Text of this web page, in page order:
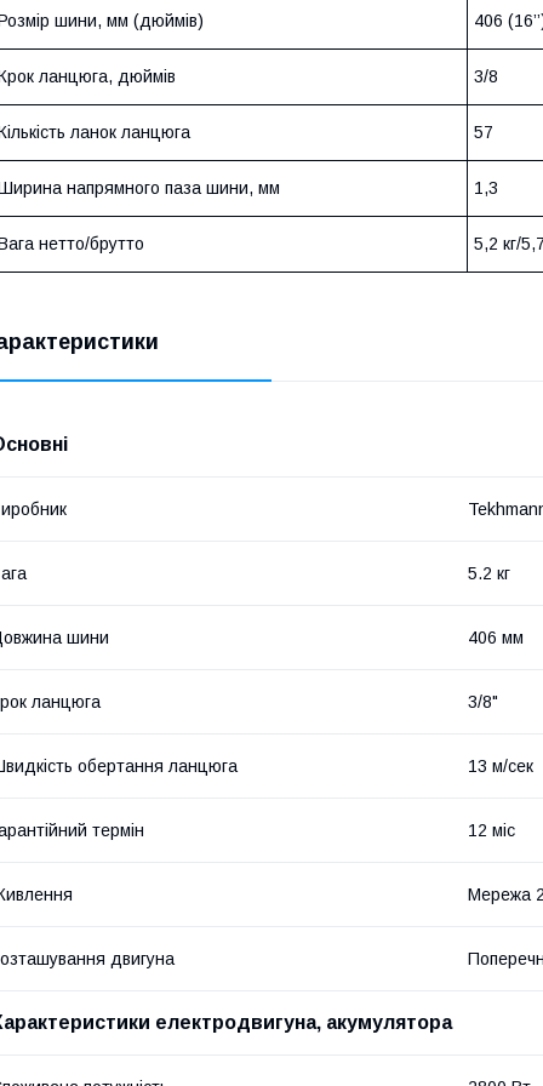
шини, мм (дюймів) 406
ланцюга, дюймів 3/8
ланок ланцюга 57
напрямного паза шини, мм 1,3
нетто/брутто 5,2 кг/
5.2 кг
шини 406 мм
ланцюга 3/8"
обертання ланцюга 13 м/сек
термін 12 міс
Мережа
двигуна
електродвигуна, акумулятора